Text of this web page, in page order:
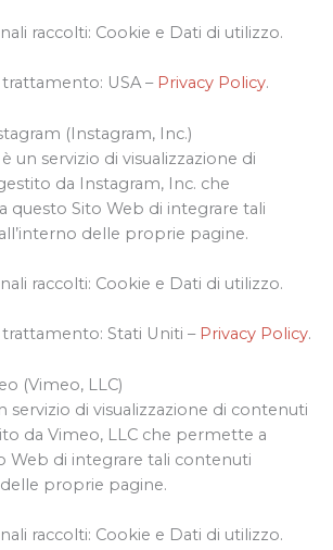
raccolti: Cookie e Dati di utilizzo.
USA – Privacy Policy.
(Instagram, Inc.)
un servizio di visualizzazione di
da Instagram, Inc. che
questo Sito Web di integrare tali
delle proprie pagine.
raccolti: Cookie e Dati di utilizzo.
Stati Uniti – Privacy Policy.
(Vimeo, LLC)
servizio di visualizzazione di contenuti
da Vimeo, LLC che permette a
Web di integrare tali contenuti
proprie pagine.
raccolti: Cookie e Dati di utilizzo.